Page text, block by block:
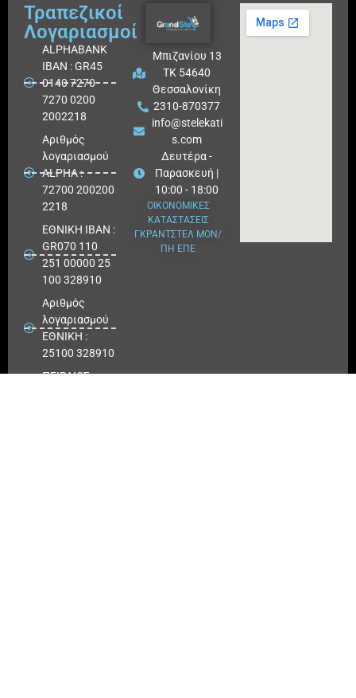
Τραπεζικοί
Λογαριασμοί
ALPHABANK
IBAN : GR45
0140 7270
7270 0200
2002218
Aριθμός
λογαριασμού
ALPHA :
72700 200200
2218
ΕΘΝΙΚΗ ΙΒΑΝ :
GR070 110
251 00000 25
100 328910
Αριθμός
λογαριασμού
ΕΘΝΙΚΗ :
25100 328910
ΠΕΙΡΑΙΩΣ
Μπιζανίου 13
ΤΚ 54640
Θεσσαλονίκη
2310-870377
info@stelekati
s.com
Δευτέρα -
Παρασκευή |
10:00 - 18:00
ΟΙΚΟΝΟΜΙΚΕΣ
ΚΑΤΑΣΤΑΣΕΙΣ
ΓΚΡΑΝΤΣΤΕΛ ΜΟΝ/
ΠΗ ΕΠΕ